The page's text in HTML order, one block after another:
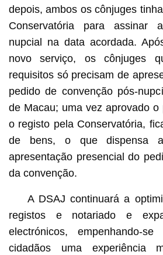
depois, ambos os cônjuges
Conservatória para assinar
nupcial na data acordada.
novo serviço, os cônjuges
requisitos só precisam de
pedido de convenção pós-
de Macau; uma vez aprovado o
o registo pela Conservatória,
de bens, o que dispensa
apresentação presencial do
da convenção.
A DSAJ continuará a
registos e notariado e
electrónicos, empenhando-
cidadãos uma experiência